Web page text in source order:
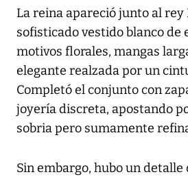
La reina apareció junto al rey
sofisticado vestido blanco de
motivos florales, mangas
elegante realzada por un
Completó el conjunto con
joyería discreta, apostando
sobria pero sumamente
Sin embargo, hubo un detalle